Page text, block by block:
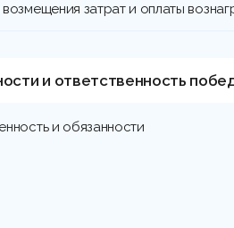
затрат и оплаты
и ответственность
и обязанности